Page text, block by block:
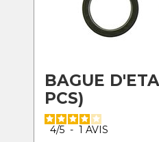
BAGUE
PCS)
4/5 - 1 AVIS